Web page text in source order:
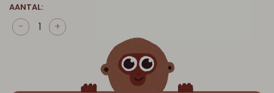
AANTAL:
+
-